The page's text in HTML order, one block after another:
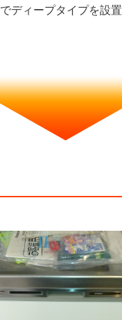
でディープタイプを設置